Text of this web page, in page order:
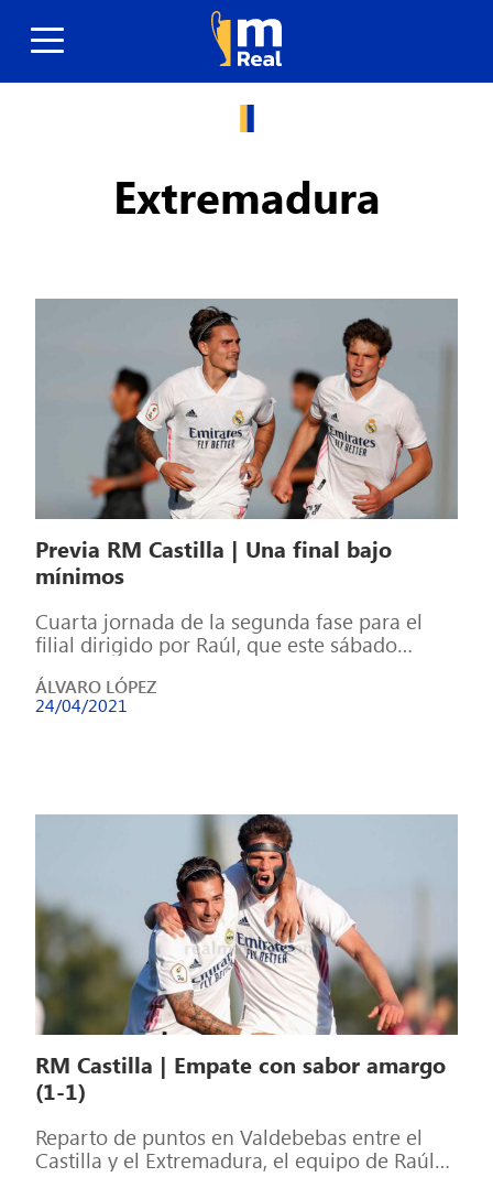
Extremadura
Previa RM Castilla | Una final bajo
mínimos
Cuarta jornada de la segunda fase para el
filial dirigido por Raúl, que este sábado
ÁLVARO LÓPEZ
24/04/2021
RM Castilla | Empate con sabor amargo
(1-1)
Reparto de puntos en Valdebebas entre el
Castilla y el Extremadura, el equipo de Raúl